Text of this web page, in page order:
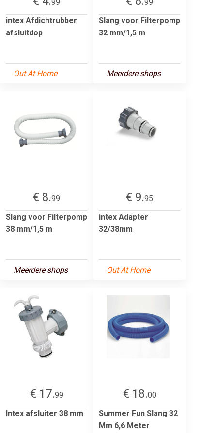
99
intex Afdichtrubber
afsluitdop
Out At Home
99
Slang voor Filterpomp
32 mm/1,5 m
Meerdere shops
€ 8.99
Slang voor Filterpomp
38 mm/1,5 m
Meerdere shops
€ 9.95
intex Adapter
32/38mm
Out At Home
€ 17.99
Intex afsluiter 38 mm
€ 18.00
Summer Fun Slang 32
Mm 6,6 Meter